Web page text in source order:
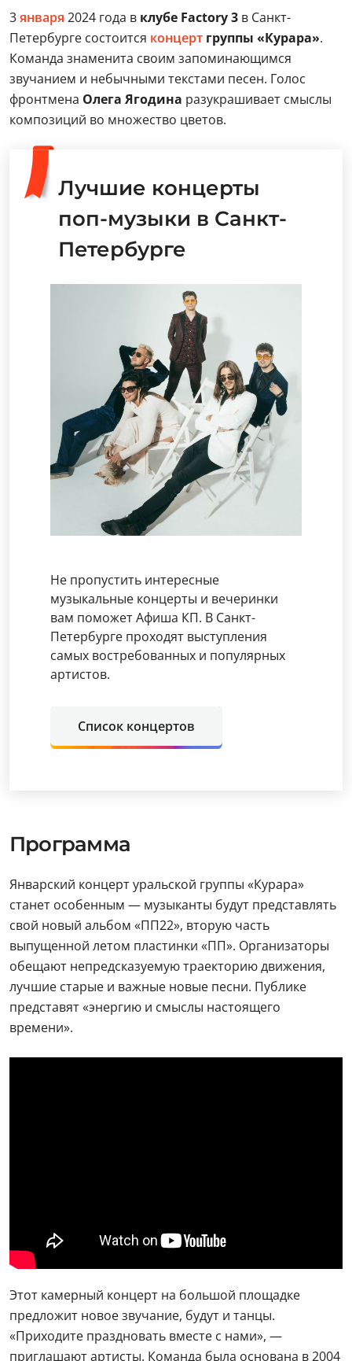
3января 2024 года в клубе Factory 3 в Санкт-
Петербурге состоится концерт группы «Курара».
Команда знаменита своим запоминающимся
звучанием и небычными текстами песен. Голос
фронтмена Олега Ягодина разукрашивает смыслы
композиций во множество цветов.
Лучшие концерты
поп-музыки в Санкт-
Петербурге
Не пропустить интересные
музыкальные концерты и вечеринки
вам поможет Афиша КП. В Санкт-
Петербурге проходят выступления
самых востребованных и популярных
артистов.
Список концертов
Программа
Январский концерт уральской группы «Курара»
станет особенным — музыканты будут представлять
свой новый альбом «ПП22», вторую часть
выпущенной летом пластинки «ПП». Организаторы
обещают непредсказуемую траекторию движения,
лучшие старые и важные новые песни. Публике
представят «энергию и смыслы настоящего
времени».
Этот камерный концерт на большой площадке
предложит новое звучание, будут и танцы.
«Приходите праздновать вместе с нами», —
приглашают артисты. Команда была основана в 2004